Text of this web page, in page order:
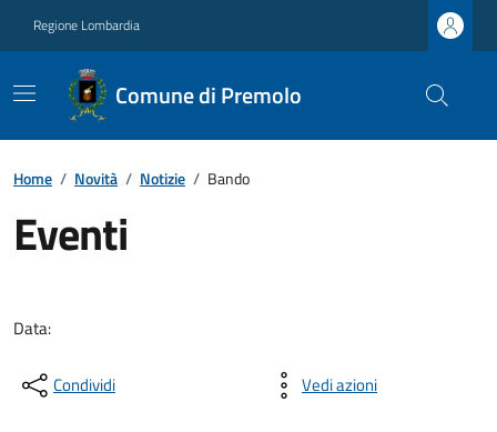
Regione Lombardia
Comune di Premolo
Home / Novità / Notizie / Bando
Eventi
Data:
Condividi Vedi azioni